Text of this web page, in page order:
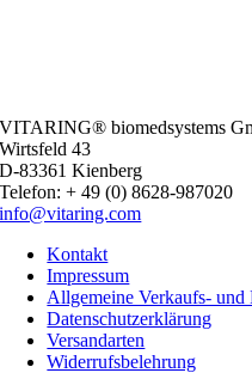
VITARING® biomedsystems
Wirtsfeld 43
D-83361 Kienberg
Telefon: + 49 (0) 8628-987020
info@vitaring.com
Kontakt
Impressum
Allgemeine Verkaufs- und
Datenschutzerklärung
Versandarten
Widerrufsbelehrung